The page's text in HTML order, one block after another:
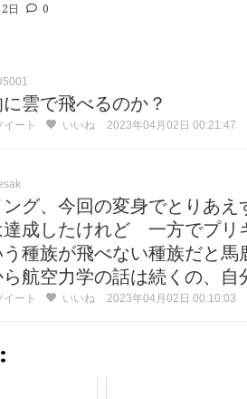
日 0
雲で飛べるのか？
イート いいね 2023年04月02日 00:21:47
グ、今回の変身でとりあ
達成したけれど 一方でプリ
種族が飛べない種族だと
航空力学の話は続くの、自
イート いいね 2023年04月02日 00:10:03